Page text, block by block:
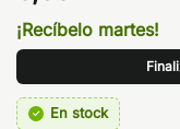
¡Recíbelo martes!
En stock